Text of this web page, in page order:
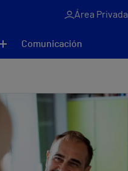
Área Privada
Comunicación